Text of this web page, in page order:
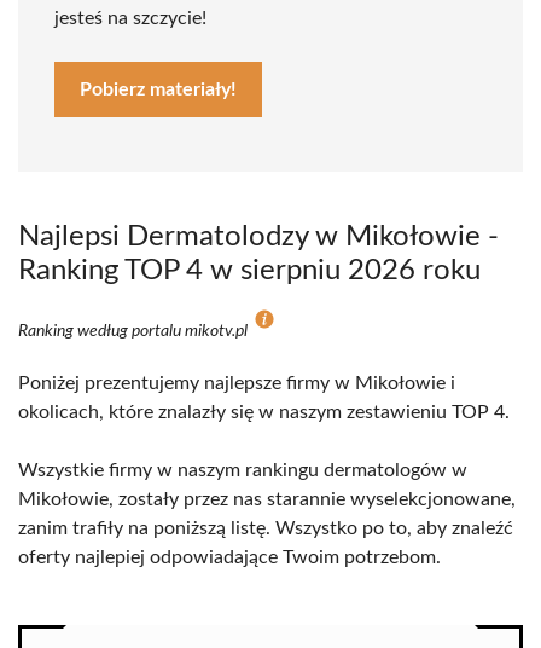
jesteś na szczycie!
Pobierz materiały!
Najlepsi Dermatolodzy w Mikołowie -
Ranking TOP 4 w sierpniu 2026 roku
Ranking według portalu mikotv.pl
Poniżej prezentujemy najlepsze firmy w Mikołowie i
okolicach, które znalazły się w naszym zestawieniu TOP 4.
Wszystkie firmy w naszym rankingu dermatologów w
Mikołowie, zostały przez nas starannie wyselekcjonowane,
zanim trafiły na poniższą listę. Wszystko po to, aby znaleźć
oferty najlepiej odpowiadające Twoim potrzebom.